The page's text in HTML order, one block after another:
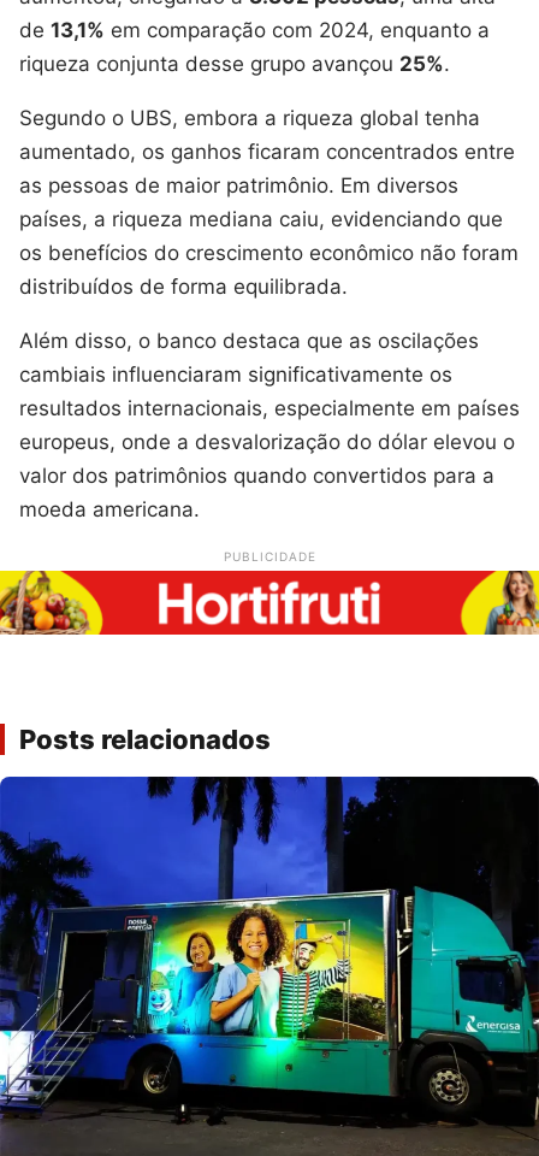
de 13,1% em comparação com 2024, enquanto a
riqueza conjunta desse grupo avançou 25%.
Segundo o UBS, embora a riqueza global tenha
aumentado, os ganhos ficaram concentrados entre
as pessoas de maior patrimônio. Em diversos
países, a riqueza mediana caiu, evidenciando que
os benefícios do crescimento econômico não foram
distribuídos de forma equilibrada.
Além disso, o banco destaca que as oscilações
cambiais influenciaram significativamente os
resultados internacionais, especialmente em países
europeus, onde a desvalorização do dólar elevou o
valor dos patrimônios quando convertidos para a
moeda americana.
PUBLICIDADE
Posts relacionados